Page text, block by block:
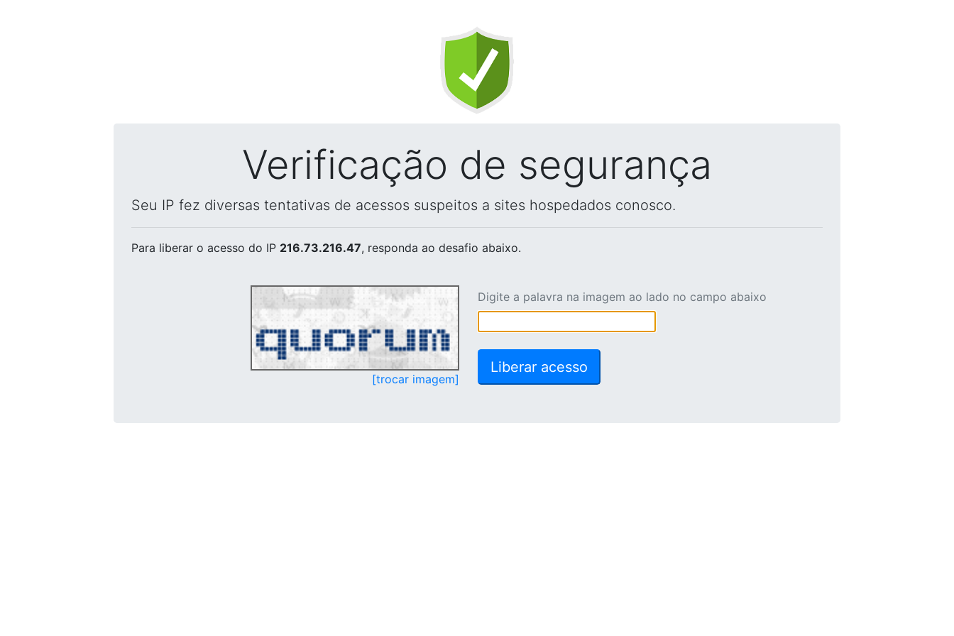
Verificação de segurança
Seu IP fez diversas tentativas de acessos suspeitos a sites hospedados conosco.
Para liberar o acesso do IP 216.73.216.47, responda ao desafio abaixo.
[trocar imagem]
Digite a palavra na imagem ao lado no campo abaixo